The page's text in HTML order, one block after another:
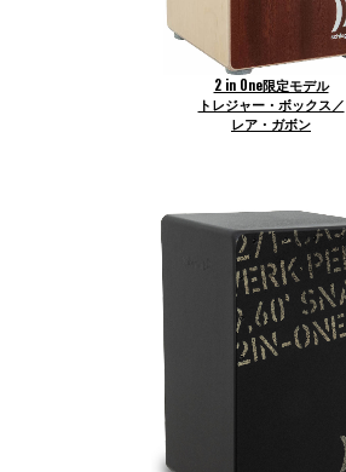
2 in One限定モデル
トレジャー・ボックス／
レア・ガボン